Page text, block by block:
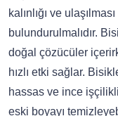
kalınlığı ve
bulundurulmalıdır.
doğal çözücüler
hızlı etki sağlar.
hassas ve ince
eski boyayı